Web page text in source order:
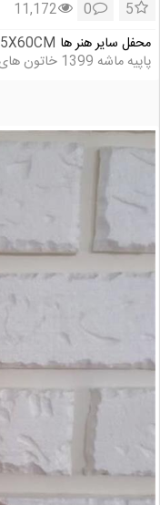
5
0
11,172
محفل سایر هنر ها 5X60CM
پاپیه ماشه 1399 خاتون های من مژگان خسروی